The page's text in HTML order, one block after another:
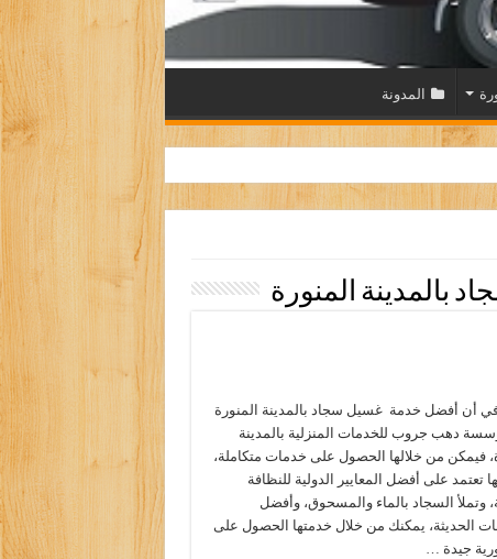
المدونة
المنورة
أن أفضل خدمة غسيل سجاد بالمدينة المنورة
دهب جروب للخدمات المنزلية بالمدينة
فيمكن من خلالها الحصول على خدمات متكاملة،
تعتمد على أفضل المعايير الدولية للنظافة
وتملأ السجاد بالماء والمسحوق، وأفضل
الحديثة، يمكنك من خلال خدمتها الحصول على
جيدة …